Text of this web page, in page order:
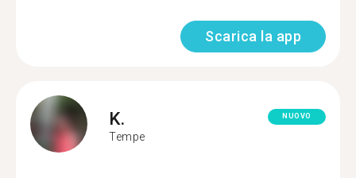
Scarica la app
K.
Tempe
NUOVO